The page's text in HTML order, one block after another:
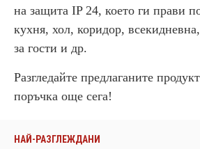
на защита IP 24, което ги прави
кухня, хол, коридор, всекидневна,
за гости и др.
Разгледайте предлаганите
поръчка още сега!
НАЙ-РАЗГЛЕЖДАНИ